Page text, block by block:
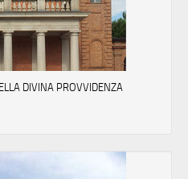
DIVINA PROVVIDENZA